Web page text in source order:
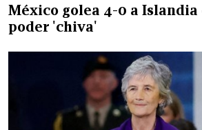
México golea 4-0 a
poder 'chiva'